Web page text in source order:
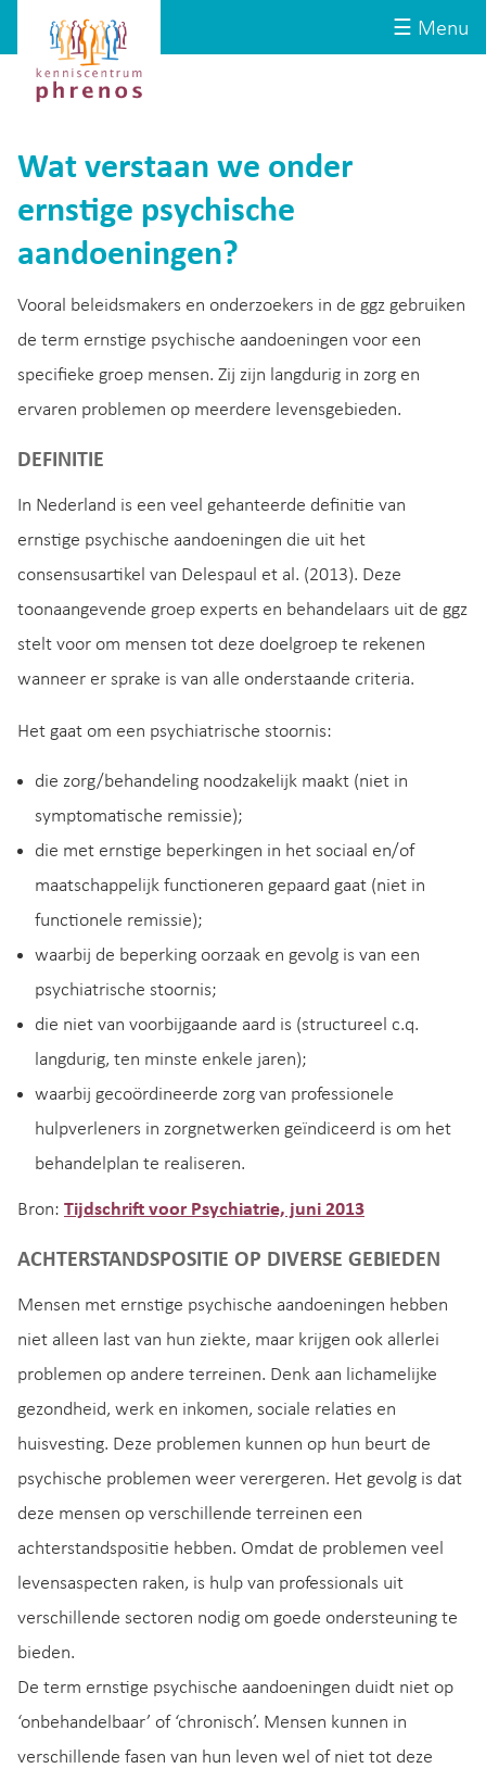
☰ Menu
Kenniscentrum
Phrenos
website
Wat verstaan we onder
ernstige psychische
aandoeningen?
Vooral beleidsmakers en onderzoekers in de ggz gebruiken
de term ernstige psychische aandoeningen voor een
specifieke groep mensen. Zij zijn langdurig in zorg en
ervaren problemen op meerdere levensgebieden.
DEFINITIE
In Nederland is een veel gehanteerde definitie van
ernstige psychische aandoeningen die uit het
consensusartikel van Delespaul et al. (2013). Deze
toonaangevende groep experts en behandelaars uit de ggz
stelt voor om mensen tot deze doelgroep te rekenen
wanneer er sprake is van alle onderstaande criteria.
Het gaat om een psychiatrische stoornis:
die zorg/behandeling noodzakelijk maakt (niet in
symptomatische remissie);
die met ernstige beperkingen in het sociaal en/of
maatschappelijk functioneren gepaard gaat (niet in
functionele remissie);
waarbij de beperking oorzaak en gevolg is van een
psychiatrische stoornis;
die niet van voorbijgaande aard is (structureel c.q.
langdurig, ten minste enkele jaren);
waarbij gecoördineerde zorg van professionele
hulpverleners in zorgnetwerken geïndiceerd is om het
behandelplan te realiseren.
Bron: Tijdschrift voor Psychiatrie, juni 2013
ACHTERSTANDSPOSITIE OP DIVERSE GEBIEDEN
Mensen met ernstige psychische aandoeningen hebben
niet alleen last van hun ziekte, maar krijgen ook allerlei
problemen op andere terreinen. Denk aan lichamelijke
gezondheid, werk en inkomen, sociale relaties en
huisvesting. Deze problemen kunnen op hun beurt de
psychische problemen weer verergeren. Het gevolg is dat
deze mensen op verschillende terreinen een
achterstandspositie hebben. Omdat de problemen veel
levensaspecten raken, is hulp van professionals uit
verschillende sectoren nodig om goede ondersteuning te
bieden.
De term ernstige psychische aandoeningen duidt niet op
‘onbehandelbaar’ of ‘chronisch’. Mensen kunnen in
verschillende fasen van hun leven wel of niet tot deze